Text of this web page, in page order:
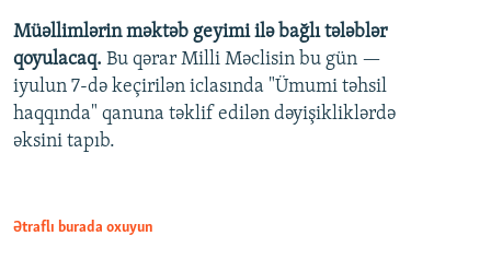
360p
480p
720p
Müəllimlərin məktəb geyimi ilə bağlı tələblər
qoyulacaq. Bu qərar Milli Məclisin bu gün —
iyulun 7-də keçirilən iclasında "Ümumi təhsil
haqqında" qanuna təklif edilən dəyişikliklərdə
əksini tapıb.
Ətraflı burada oxuyun